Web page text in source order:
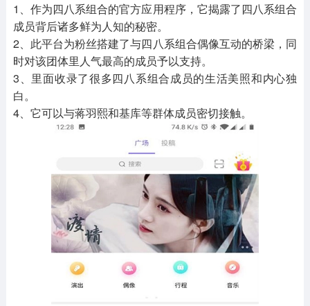
1、作为四八系组合的官方应用程序，它揭露了四八系组合
成员背后诸多鲜为人知的秘密。
2、此平台为粉丝搭建了与四八系组合偶像互动的桥梁，同
时对该团体里人气最高的成员予以支持。
3、里面收录了很多四八系组合成员的生活美照和内心独
白。
4、它可以与蒋羽熙和基库等群体成员密切接触。